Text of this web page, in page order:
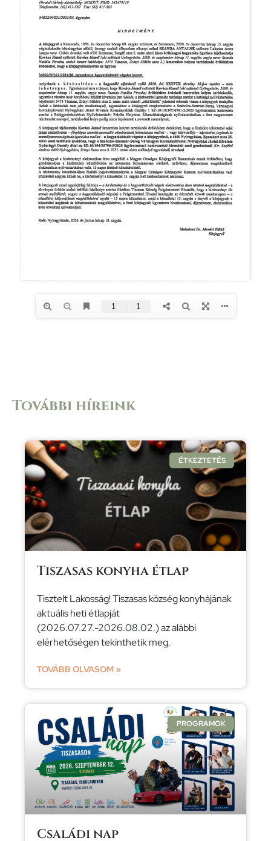
További híreink
ÉTKEZTETÉS
Tiszasas konyha étlap
Tisztelt Lakosság! Tiszasas község konyhájának
aktuális heti étlapját
(2026.07.27.-2026.08.02.) az alábbi
elérhetőségen tekinthetik meg.
TOVÁBB OLVASOM »
PROGRAMOK
Családi nap